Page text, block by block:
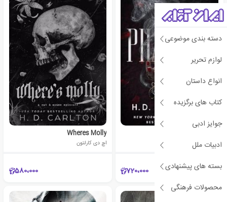
دسته بندی موضوعی
لوازم تحریر
انواع داستان
کتاب های برگزیده
جوایز ادبی
ادبیات ملل
بسته های پیشنهادی
محصولات فرهنگی
اچ دی کارلتون
720،000
Wheres Molly
اچ دی کارلتون
580،000